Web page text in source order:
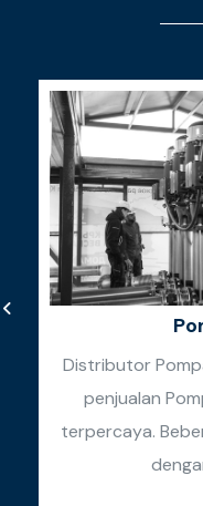
Distributor
penjualan
terpercaya.